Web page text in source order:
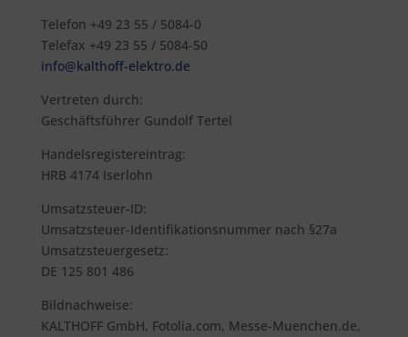
Telefon +49 23 55 / 5084-0
Telefax +49 23 55 / 5084-50
info@kalthoff-elektro.de
Vertreten durch:
Geschäftsführer Gundolf Tertel
Handelsregistereintrag:
HRB 4174 Iserlohn
Umsatzsteuer-ID:
Umsatzsteuer-Identifikationsnummer nach §27a
Umsatzsteuergesetz:
DE 125 801 486
Bildnachweise:
KALTHOFF GmbH, Fotolia.com, Messe-Muenchen.de,